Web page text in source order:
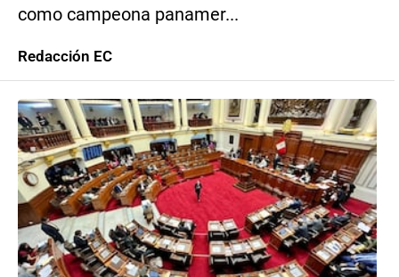
como campeona panamer...
Redacción EC